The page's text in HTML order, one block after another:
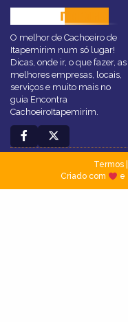
ITAPEMIRIM
O melhor de Cachoeiro de
Itapemirim num só lugar!
Dicas, onde ir, o que fazer, as
melhores empresas, locais,
serviços e muito mais no
guia Encontra
CachoeiroItapemirim.
Termos|
Criado com
e